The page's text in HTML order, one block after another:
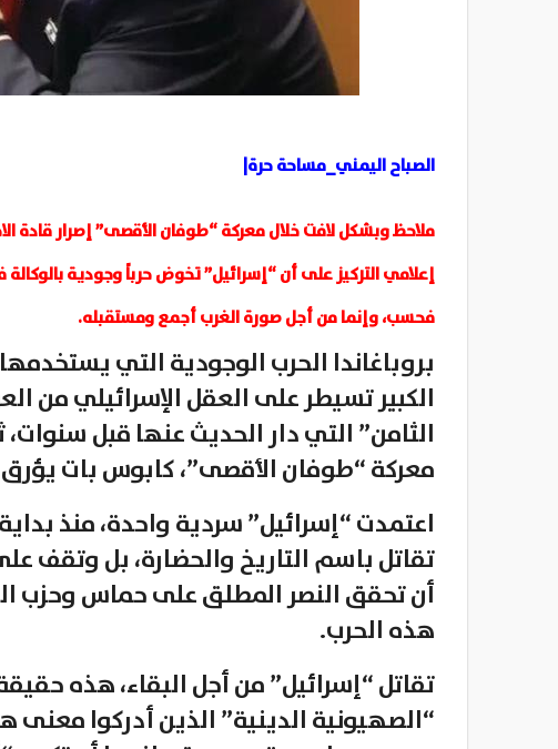
الصباح اليمني_مساحة حرة|
ملاحظ وبشكل لافت خلال معركة “طوفان الأقصى” إصرار قادة
إعلامي التركيز على أن “إسرائيل” تخوض حرباً وجودية
فحسب، وإنما من أجل صورة الغرب أجمع ومستقبله.
بروباغاندا الحرب الوجودية التي
الكبير تسيطر على العقل الإسرائيلي من
الثامن” التي دار الحديث عنها قبل
معركة “طوفان الأقصى”، كابوس بات
اعتمدت “إسرائيل” سردية واحدة، منذ
تقاتل باسم التاريخ والحضارة، بل
أن تحقق النصر المطلق على حماس وحزب
هذه الحرب.
تقاتل “إسرائيل” من أجل البقاء، هذه
“الصهيونية الدينية” الذين أدركوا معنى